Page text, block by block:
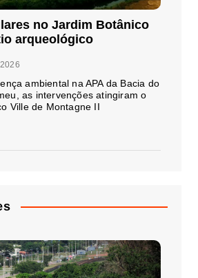
no Jardim Botânico
arqueológico
ambiental na APA da Bacia do
as intervenções atingiram o
Ville de Montagne II